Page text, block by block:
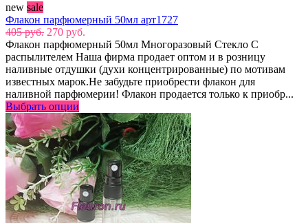
new sale
Флакон парфюмерный 50мл арт1727
405 руб. 270 руб.
Флакон парфюмерный 50мл Многоразовый Стекло С
распылителем Наша фирма продает оптом и в розницу
наливные отдушки (духи концентрированные) по мотивам
известных марок.Не забудьте приобрести флакон для
наливной парфюмерии! Флакон продается только к приобр...
Выбрать опции